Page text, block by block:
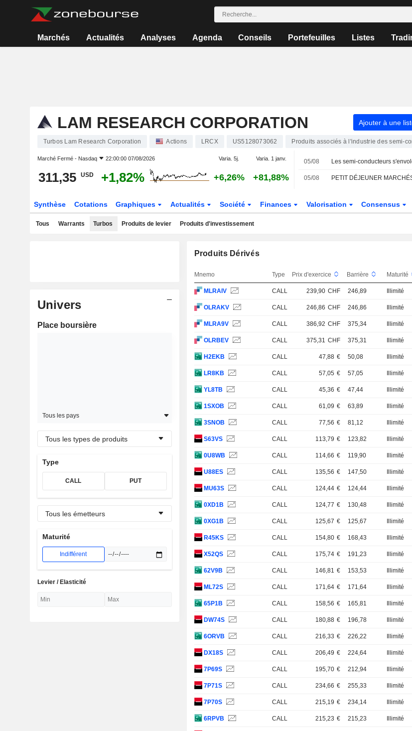
Marchés Actualités Analyses Agenda Conseils Portefeuilles Listes
LAM RESEARCH CORPORATION Ajouter à une
Turbos Lam Research Corporation Actions LRCX US5128073062 Produits associés à l'industrie des semi-
Marché Fermé - Nasdaq 22:00:00 07/08/2026 Varia. 5j. Varia. 1 janv.
311,35 USD +1,82% +6,26% +81,88%
05/08
05/08
Synthèse Cotations Graphiques Actualités Société Finances Valorisation Consensus
Tous Warrants Turbos Produits de levier Produits d'investissement
Univers
Place boursière
Tous les pays
Tous les types de produits
Type
CALL PUT
Tous les émetteurs
Maturité
Indifférent
Levier / Elasticité
Produits Dérivés
Mnemo Type Prix d'exercice Barrière Maturité
MLRAIV CALL 239,90 CHF 246,89 Illimité
OLRAKV CALL 246,86 CHF 246,86 Illimité
MLRA9V CALL 386,92 CHF 375,34 Illimité
OLRBEV CALL 375,31 CHF 375,31 Illimité
H2EKB CALL 47,88 € 50,08 Illimité
LR8KB CALL 57,05 € 57,05 Illimité
YL8TB CALL 45,36 € 47,44 Illimité
1SXOB CALL 61,09 € 63,89 Illimité
3SNOB CALL 77,56 € 81,12 Illimité
S63VS CALL 113,79 € 123,82 Illimité
0U8WB CALL 114,66 € 119,90 Illimité
U88ES CALL 135,56 € 147,50 Illimité
MU63S CALL 124,44 € 124,44 Illimité
0XD1B CALL 124,77 € 130,48 Illimité
0XG1B CALL 125,67 € 125,67 Illimité
R45KS CALL 154,80 € 168,43 Illimité
X52QS CALL 175,74 € 191,23 Illimité
62V9B CALL 146,81 € 153,53 Illimité
ML72S CALL 171,64 € 171,64 Illimité
65P1B CALL 158,56 € 165,81 Illimité
DW74S CALL 180,88 € 196,78 Illimité
6ORVB CALL 216,33 € 226,22 Illimité
DX18S CALL 206,49 € 224,64 Illimité
7P69S CALL 195,70 € 212,94 Illimité
7P71S CALL 234,66 € 255,33 Illimité
7P70S CALL 215,19 € 234,14 Illimité
6RPVB CALL 215,23 € 215,23 Illimité